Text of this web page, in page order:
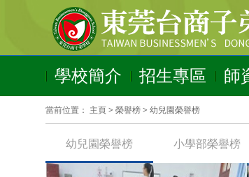
學校簡介 招生專區 師
當前位置： 主頁> 榮譽榜> 幼兒園榮譽榜
幼兒園榮譽榜 小學部榮譽榜